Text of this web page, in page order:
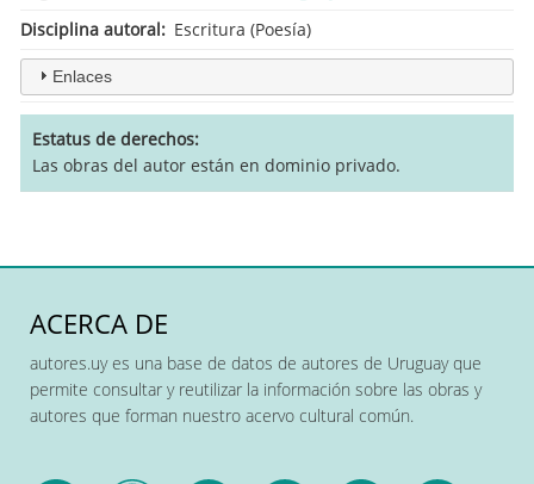
Disciplina autoral
Escritura (Poesía)
Enlaces
Estatus de derechos
Las obras del autor están en dominio privado.
ACERCA DE
autores.uy es una base de datos de autores de Uruguay que
permite consultar y reutilizar la información sobre las obras y
autores que forman nuestro acervo cultural común.